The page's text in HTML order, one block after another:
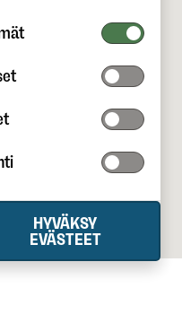
HYVÄKSY
EVÄSTEET